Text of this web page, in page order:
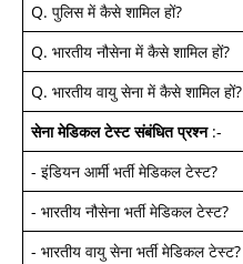
Q. पुलिस में कैसे शामिल हों?
Q. भारतीय नौसेना में कैसे शामिल हों?
Q. भारतीय वायु सेना में कैसे शामिल हों?
सेना मेडिकल टेस्ट संबंधित प्रश्न:-
- इंडियन आर्मी भर्ती मेडिकल टेस्ट?
- भारतीय नौसेना भर्ती मेडिकल टेस्ट?
- भारतीय वायु सेना भर्ती मेडिकल टेस्ट?